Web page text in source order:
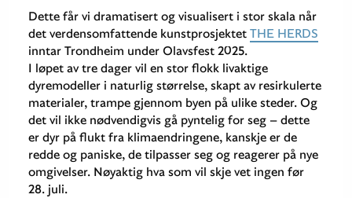
Dette får vi dramatisert og visualisert i stor skala når
det verdensomfattende kunstprosjektetTHE HERDS
inntar Trondheim under Olavsfest 2025.
I løpet av tre dager vil en stor flokk livaktige
dyremodeller i naturlig størrelse, skapt av resirkulerte
materialer, trampe gjennom byen på ulike steder. Og
det vil ikke nødvendigvis gå pyntelig for seg – dette
er dyr på flukt fra klimaendringene, kanskje er de
redde og paniske, de tilpasser seg og reagerer på nye
omgivelser. Nøyaktig hva som vil skje vet ingen før
28. juli.